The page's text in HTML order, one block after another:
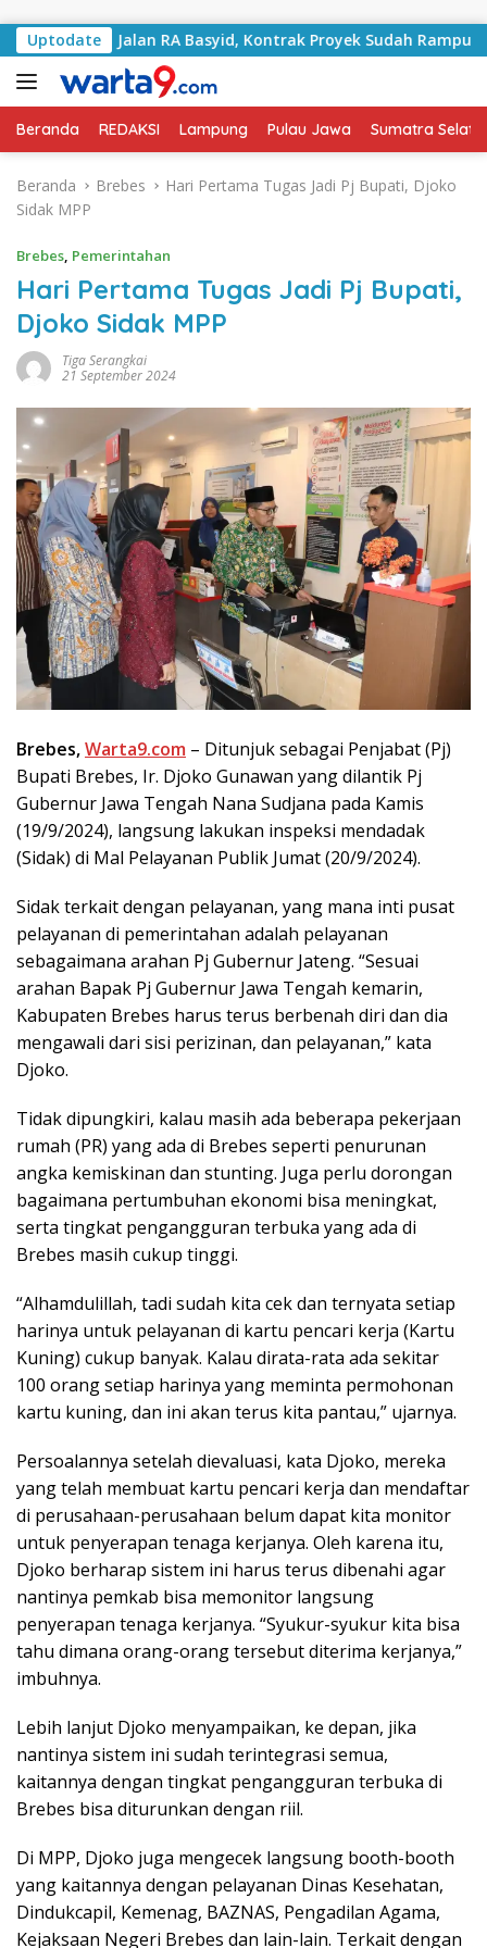
Uptodate
Jalan RA Basyid, Kontrak Proyek Sudah Rampung
Beranda REDAKSI Lampung Pulau Jawa Sumatra
Beranda Brebes
Hari Pertama Tugas Jadi Pj Bupati, Djoko
Sidak MPP
Brebes, Pemerintahan
Hari Pertama Tugas Jadi Pj Bupati,
Djoko Sidak MPP
Tiga Serangkai
21 September 2024
Brebes,Warta9.com – Ditunjuk sebagai Penjabat (Pj)
Bupati Brebes, Ir. Djoko Gunawan yang dilantik Pj
Gubernur Jawa Tengah Nana Sudjana pada Kamis
(19/9/2024), langsung lakukan inspeksi mendadak
(Sidak) di Mal Pelayanan Publik Jumat (20/9/2024).
Sidak terkait dengan pelayanan, yang mana inti pusat
pelayanan di pemerintahan adalah pelayanan
sebagaimana arahan Pj Gubernur Jateng. “Sesuai
arahan Bapak Pj Gubernur Jawa Tengah kemarin,
Kabupaten Brebes harus terus berbenah diri dan dia
mengawali dari sisi perizinan, dan pelayanan,” kata
Djoko.
Tidak dipungkiri, kalau masih ada beberapa pekerjaan
rumah (PR) yang ada di Brebes seperti penurunan
angka kemiskinan dan stunting. Juga perlu dorongan
bagaimana pertumbuhan ekonomi bisa meningkat,
serta tingkat pengangguran terbuka yang ada di
Brebes masih cukup tinggi.
“Alhamdulillah, tadi sudah kita cek dan ternyata setiap
harinya untuk pelayanan di kartu pencari kerja (Kartu
Kuning) cukup banyak. Kalau dirata-rata ada sekitar
100 orang setiap harinya yang meminta permohonan
kartu kuning, dan ini akan terus kita pantau,” ujarnya.
Persoalannya setelah dievaluasi, kata Djoko, mereka
yang telah membuat kartu pencari kerja dan mendaftar
di perusahaan-perusahaan belum dapat kita monitor
untuk penyerapan tenaga kerjanya. Oleh karena itu,
Djoko berharap sistem ini harus terus dibenahi agar
nantinya pemkab bisa memonitor langsung
penyerapan tenaga kerjanya. “Syukur-syukur kita bisa
tahu dimana orang-orang tersebut diterima kerjanya,”
imbuhnya.
Lebih lanjut Djoko menyampaikan, ke depan, jika
nantinya sistem ini sudah terintegrasi semua,
kaitannya dengan tingkat pengangguran terbuka di
Brebes bisa diturunkan dengan riil.
Di MPP, Djoko juga mengecek langsung booth-booth
yang kaitannya dengan pelayanan Dinas Kesehatan,
Dindukcapil, Kemenag, BAZNAS, Pengadilan Agama,
Kejaksaan Negeri Brebes dan lain-lain. Terkait dengan